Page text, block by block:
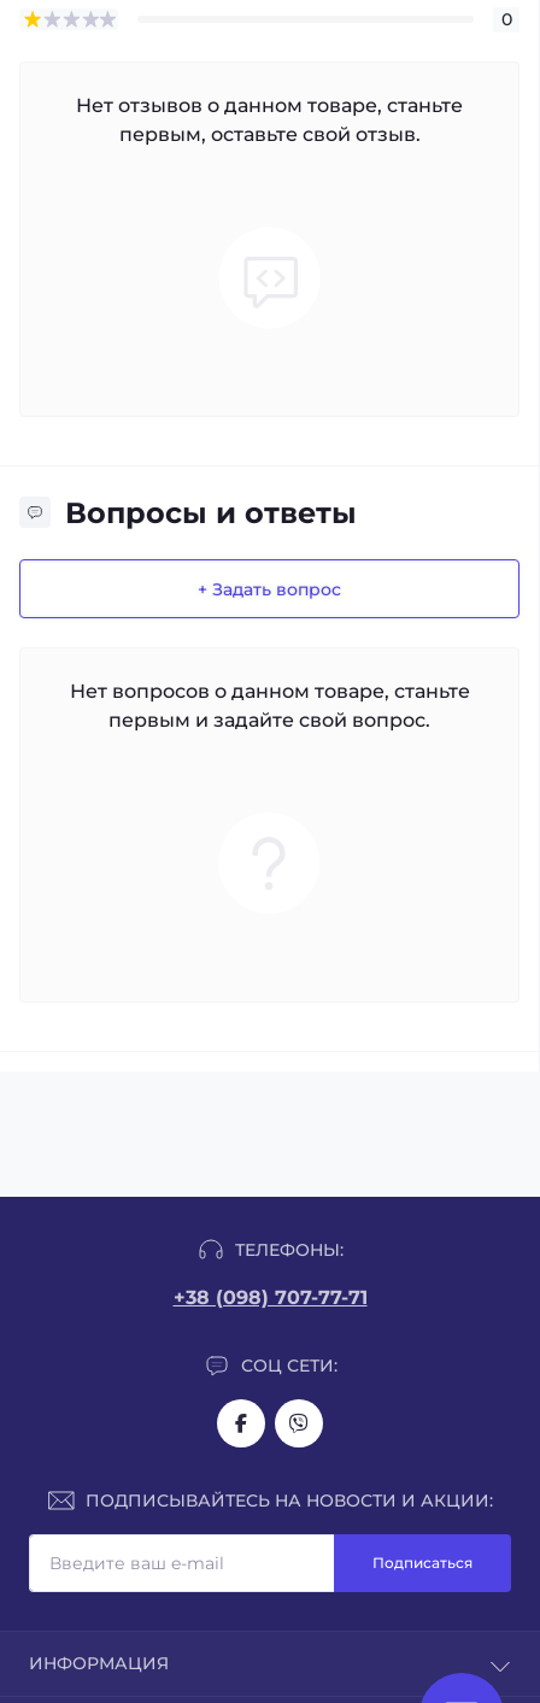
0
Нет отзывов о данном товаре, станьте
первым, оставьте свой отзыв.
Вопросы и ответы
+ Задать вопрос
Нет вопросов о данном товаре, станьте
первым и задайте свой вопрос.
ТЕЛЕФОНЫ:
+38 (098) 707-77-71
СОЦ СЕТИ:
ПОДПИСЫВАЙТЕСЬ НА НОВОСТИ И АКЦИИ:
Подписаться
ИНФОРМАЦИЯ